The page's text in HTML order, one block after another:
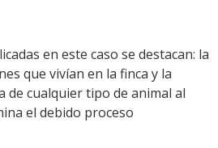
en este caso se destacan: la
que vivían en la finca y la
de cualquier tipo de animal al
el debido proceso